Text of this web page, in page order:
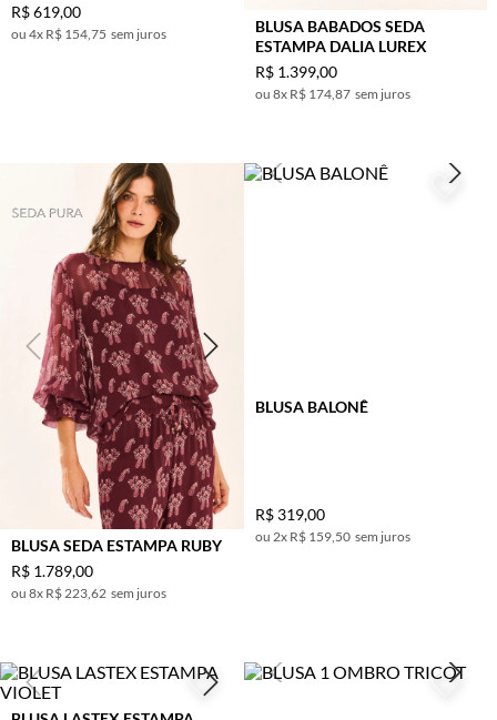
R$619,00
4x R$ 154,75 sem juros
BLUSA BABADOS SEDA
ESTAMPA DALIA LUREX
R$ 1.399,00
8x R$ 174,87 sem juros
BLUSA SEDA ESTAMPA RUBY
R$ 1.789,00
8x R$ 223,62 sem juros
BLUSA BALONÊ
R$ 319,00
2x R$ 159,50 sem juros